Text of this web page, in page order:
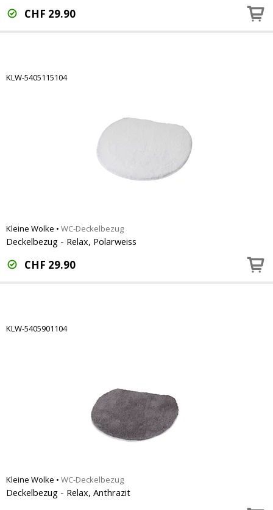
CHF 29.90
KLW-5405115104
Kleine Wolke • WC-Deckelbezug
Deckelbezug - Relax, Polarweiss
CHF 29.90
KLW-5405901104
Kleine Wolke • WC-Deckelbezug
Deckelbezug - Relax, Anthrazit